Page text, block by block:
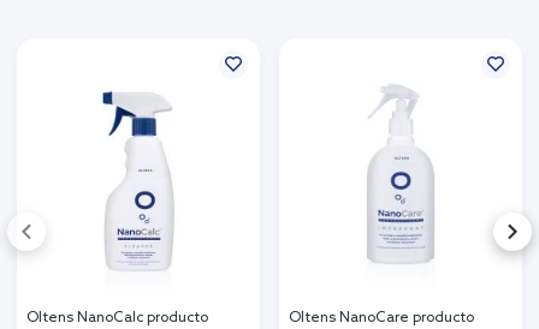
Oltens NanoCalc producto
Oltens NanoCare producto